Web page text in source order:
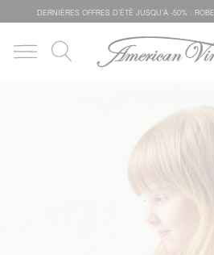
DERNIÈRES OFFRES D'ÉTÊ JUSQU'À -50% :